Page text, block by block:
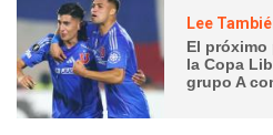
Lee
El próximo
la Copa
grupo A